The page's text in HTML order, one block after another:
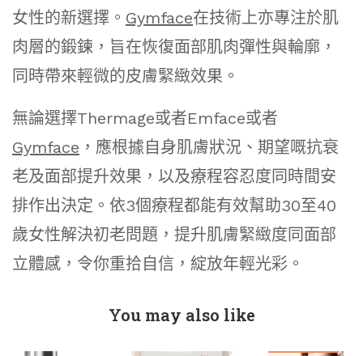
女性的新選擇。 Gymface在技術上亦專注於肌
肉層的鍛鍊，旨在恢復面部肌肉彈性與輪廓，
同時帶來輕微的皮膚緊緻效果。
無論選擇Thermage或者Emface或者
Gymface ，應根據自身肌膚狀況、期望嘅抗衰
老及面部提升效果，以及療程容忍度同時間安
排作出決定。依3個療程都能有效幫助30至40
歲女性解決初老問題，提升肌膚緊緻度同面部
立體感，令你重拾自信，綻放年輕光彩。
You may also like